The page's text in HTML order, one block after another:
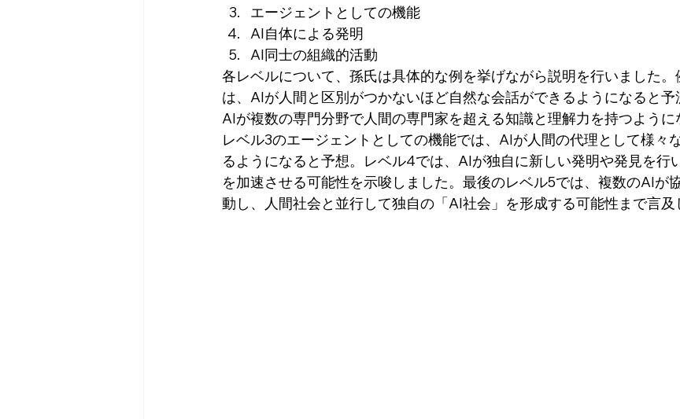
エージェントとしての機能
AI自体による発明
AI同士の組織的活動
各レベルについて、孫氏は具体的な例を挙げながら説明を行いました
は、AIが人間と区別がつかないほど自然な会話ができるようになると予
AIが複数の専門分野で人間の専門家を超える知識と理解力を持つように
レベル3のエージェントとしての機能では、AIが人間の代理として様々
るようになると予想。レベル4では、AIが独自に新しい発明や発見を行
を加速させる可能性を示唆しました。最後のレベル5では、複数のAIが
動し、人間社会と並行して独自の「AI社会」を形成する可能性まで言及